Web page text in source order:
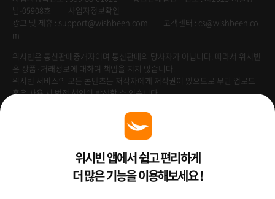
남-05908호
사업자정보확인
광고 및 제휴 : support@wishbeen.com
고객센터 : cs@wishbeen.co
m
위시빈은 통신판매중개자이며 통신판매의 당사자가 아닙니다. 따라서 위시빈
은 상품·거래정보에 대하여 책임을 지지 않습니다.
위시빈 서비스의 모든 콘텐츠는 저작자에게 저작권이 있으므로 무단 업로드
혹은 사용 시 법적 책임이 발생할 수 있습니다.
Venture Enterprise위시빈 앱에서 쉽고 편리하게
더 많은 기능을 이용해보세요 !